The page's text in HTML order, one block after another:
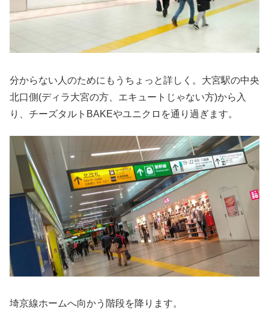
分からない人のためにもうちょっと詳しく。大宮駅の中央
北口側(ディラ大宮の方、エキュートじゃない方)から入
り、チーズタルトBAKEやユニクロを通り過ぎます。
埼京線ホームへ向かう階段を降ります。